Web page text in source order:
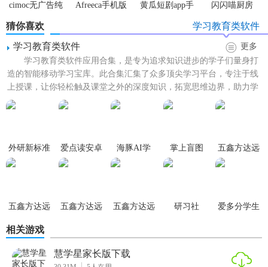
题。
2. AI辅导助手：内置AI辅导系统，即时解答学生疑问，提供
解题思路和资源链接。
3. 多维度学习评估：除了成绩，还关注学生的思维能力、学
习态度等全面评价。
5. 安全隐私保护：严格的数据加密与隐私保护措施，确保学
1. 高效便捷：简化教学流程，提升教学效率，减少纸质作业
负担。
2. 个性化教学：实现因材施教，满足每个学生的独特学习需
cimoc无广告纯
净版
Afreeca手机版
黄瓜短剧app手
闪闪喵厨房
猜你喜欢
学习教育类软件
学习教育类软件
更多
学习教育类软件应用合集，是专为追求知识进步的学子们量身打
造的智能移动学习宝库。此合集汇集了众多顶尖学习平台，专注于线
上授课，让你轻松触及课堂之外的深度知识，拓宽思维边界，助力学
业稳步提升。无论是小学生...
外研新标准
爱点读安卓
海豚AI学 掌上盲图
五鑫方达远
五鑫方达远
五鑫方达远
五鑫方达远
研习社
爱多分学生
相关游戏
慧学星家长版下载